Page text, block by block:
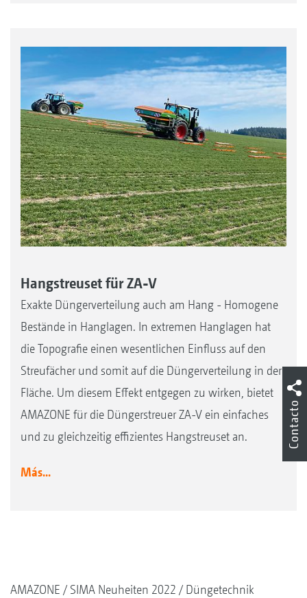
Hangstreuset für ZA-V
Exakte Düngerverteilung auch am Hang - Homogene
Bestände in Hanglagen. In extremen Hanglagen hat
die Topografie einen wesentlichen Einfluss auf den
Streufächer und somit auf die Düngerverteilung in der
Fläche. Um diesem Effekt entgegen zu wirken, bietet
AMAZONE für die Düngerstreuer ZA-V ein einfaches
und zu gleichzeitig effizientes Hangstreuset an.
Más...
AMAZONE SIMA Neuheiten 2022 Düngetechnik
Contacto